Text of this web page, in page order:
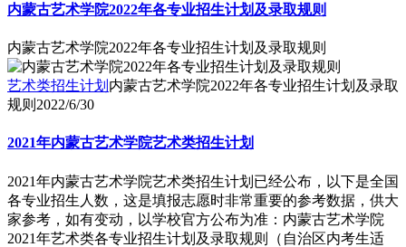
内蒙古艺术学院2022年各专业招生计划及录取规则
内蒙古艺术学院2022年各专业招生计划及录取规则
艺术类招生计划 内蒙古艺术学院2022年各专业招生计划及录取
规则 2022/6/30
2021年内蒙古艺术学院艺术类招生计划
2021年内蒙古艺术学院艺术类招生计划已经公布，以下是全国
各专业招生人数，这是填报志愿时非常重要的参考数据，供大
家参考，如有变动，以学校官方公布为准：内蒙古艺术学院
2021年艺术类各专业招生计划及录取规则（自治区内考生适